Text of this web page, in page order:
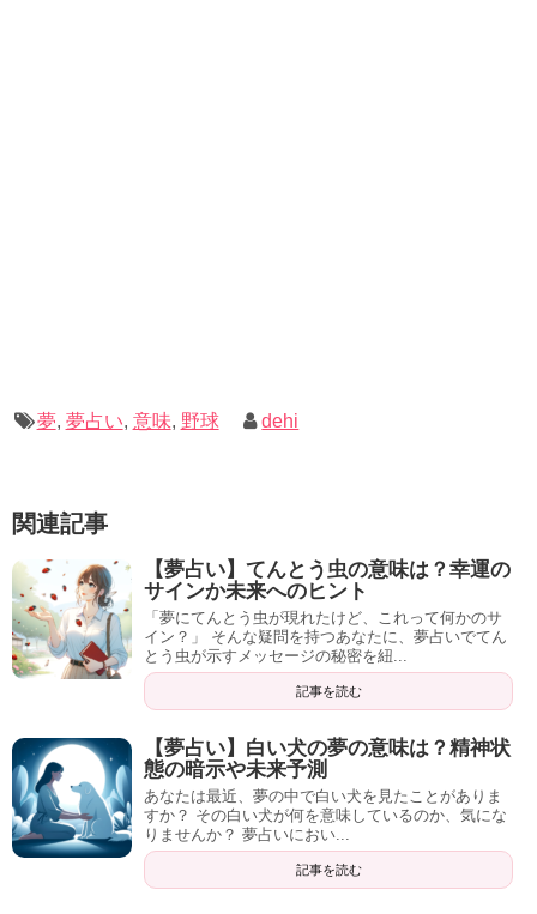
夢, 夢占い, 意味, 野球 dehi
関連記事
【夢占い】てんとう虫の意味は？幸運の
サインか未来へのヒント
「夢にてんとう虫が現れたけど、これって何かのサ
イン？」 そんな疑問を持つあなたに、夢占いでてん
とう虫が示すメッセージの秘密を紐...
記事を読む
【夢占い】白い犬の夢の意味は？精神状
態の暗示や未来予測
あなたは最近、夢の中で白い犬を見たことがありま
すか？ その白い犬が何を意味しているのか、気にな
りませんか？ 夢占いにおい...
記事を読む